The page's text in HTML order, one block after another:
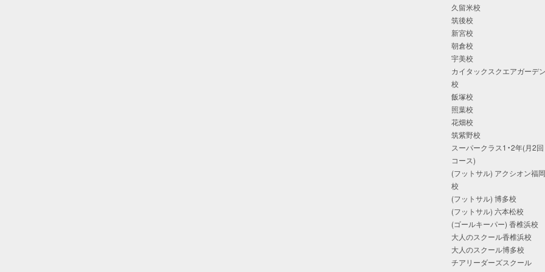
久留米校
筑後校
新宮校
朝倉校
宇美校
カイタックスクエアガーデ
校
飯塚校
照葉校
花畑校
筑紫野校
スーパークラス1・2年(月2回
コース)
(フットサル) アクシオン福岡
校
(フットサル) 博多校
(フットサル) 六本松校
(ゴールキーパー) 香椎浜校
大人のスクール香椎浜校
大人のスクール博多校
チアリーダーズスクール